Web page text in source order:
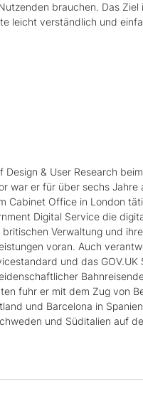
brauchen. Das Ziel
leicht verständlich und
Design & User Research beim
war er für über sechs Jahre
Cabinet Office in London
Digital Service die
Verwaltung und
voran. Auch
und das GOV.UK
fuhr er mit dem Zug von
und Barcelona in
und Süditalien auf